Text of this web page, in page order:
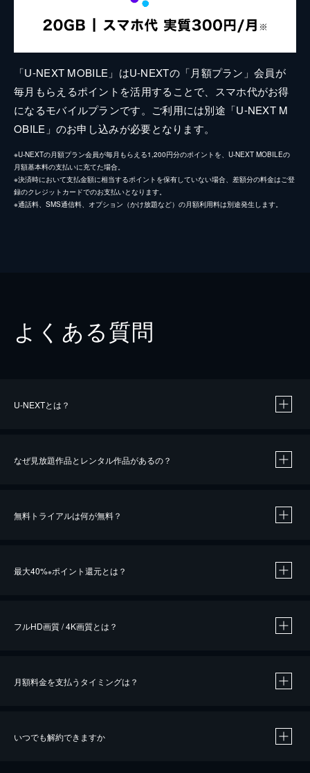
「U-NEXT MOBILE」はU-NEXTの「月額プラン」会員が
毎月もらえるポイントを活用することで、スマホ代がお得
になるモバイルプランです。ご利用には別途「U-NEXT M
OBILE」のお申し込みが必要となります。
※U-NEXTの月額プラン会員が毎月もらえる1,200円分のポイントを、U-NEXT MOBILEの
月額基本料の支払いに充てた場合。
※決済時において支払金額に相当するポイントを保有していない場合、差額分の料金はご登
録のクレジットカードでのお支払いとなります。
※通話料、SMS通信料、オプション（かけ放題など）の月額利用料は別途発生します。
よくある質問
U-NEXTとは？
なぜ見放題作品とレンタル作品があるの？
無料トライアルは何が無料？
最大40%※ポイント還元とは？
※40％ポイント還元の対象は、クレジットカード決済による作品の購入 / レンタルです。
フルHD画質 / 4K画質とは？
月額料金を支払うタイミングは？
いつでも解約できますか